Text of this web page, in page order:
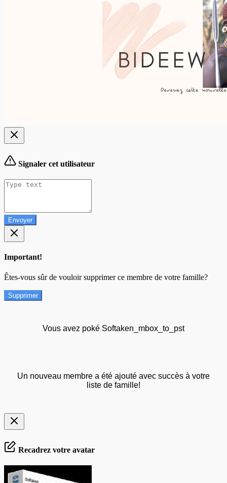
Signaler cet utilisateur
Envoyer
Important!
Êtes-vous sûr de vouloir supprimer ce membre de votre famille?
Supprimer
Vous avez poké Softaken_mbox_to_pst
Un nouveau membre a été ajouté avec succès à votre
liste de famille!
Recadrez votre avatar